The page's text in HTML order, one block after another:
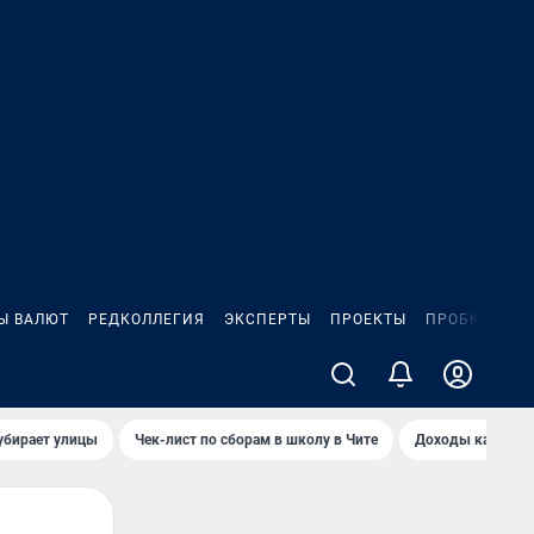
ВАЛЮТ РЕДКОЛЛЕГИЯ ЭКСПЕРТЫ ПРОЕКТЫ ПРОБКИ
улицы Чек-лист по сборам в школу в Чите Доходы